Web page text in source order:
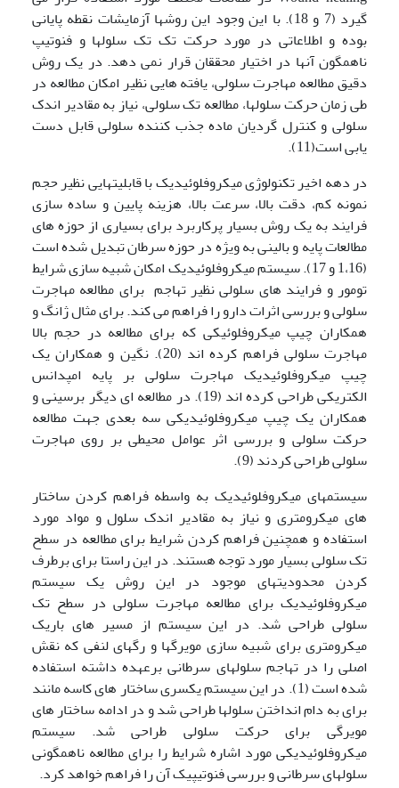
گیرد (7 و 18). با این وجود این روشها آزمایشات نقطه پایانی
بوده و اطلاعاتی در مورد حرکت تک تک سلولها و فنوتیپ
ناهمگون آنها در اختیار محققان قرار نمی دهد. در یک روش
دقیق مطالعه مهاجرت سلولی، یافته هایی نظیر امکان مطالعه در
طی زمان حرکت سلولها، مطالعه تک سلولی، نیاز به مقادیر اندک
سلولی و کنترل گردیان ماده جذب کننده سلولی قابل دست
یابی است(11).
در دهه اخیر تکنولوژی میکروفلوئیدیک با قابلیتهایی نظیر حجم
نمونه کم، دقت بالا، سرعت بالا، هزینه پایین و ساده سازی
فرایند به یک روش بسیار پرکاربرد برای بسیاری از حوزه های
مطالعات پایه و بالینی به ویژه در حوزه سرطان تبدیل شده است
(1،16 و 17). سیستم میکروفلوئیدیک امکان شبیه سازی شرایط
تومور و فرایند های سلولی نظیر تهاجم برای مطالعه مهاجرت
سلولی و بررسی اثرات دارو را فراهم می کند. برای مثال ژانگ و
همکاران چیپ میکروفلوئیکی که برای مطالعه در حجم بالا
مهاجرت سلولی فراهم کرده اند (20). نگین و همکاران یک
چیپ میکروفلوئیدیک مهاجرت سلولی بر پایه امپدانس
الکتریکی طراحی کرده اند (19). در مطالعه ای دیگر برسینی و
همکاران یک چیپ میکروفلوئیدیکی سه بعدی جهت مطالعه
حرکت سلولی و بررسی اثر عوامل محیطی بر روی مهاجرت
سلولی طراحی کردند (9).
سیستمهای میکروفلوئیدیک به واسطه فراهم کردن ساختار
های میکرومتری و نیاز به مقادیر اندک سلول و مواد مورد
استفاده و همچنین فراهم کردن شرایط برای مطالعه در سطح
تک سلولی بسیار مورد توجه هستند. در این راستا برای برطرف
کردن محدودیتهای موجود در این روش یک سیستم
میکروفلوئیدیک برای مطالعه مهاجرت سلولی در سطح تک
سلولی طراحی شد. در این سیستم از مسیر های باریک
میکرومتری برای شبیه سازی مویرگها و رگهای لنفی که نقش
اصلی را در تهاجم سلولهای سرطانی برعهده داشته استفاده
شده است (1). در این سیستم یکسری ساختار های کاسه مانند
برای به دام انداختن سلولها طراحی شد و در ادامه ساختار های
مویرگی برای حرکت سلولی طراحی شد. سیستم
میکروفلوئیدیکی مورد اشاره شرایط را برای مطالعه ناهمگونی
سلولهای سرطانی و بررسی فنوتیپیک آن را فراهم خواهد کرد.